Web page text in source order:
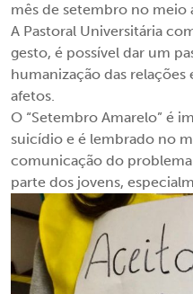
mês de setembro no meio
A Pastoral Universitária
gesto, é possível dar um
humanização das
afetos.
O “Setembro Amarelo” é
suicídio e é lembrado no
comunicação do
parte dos jovens,